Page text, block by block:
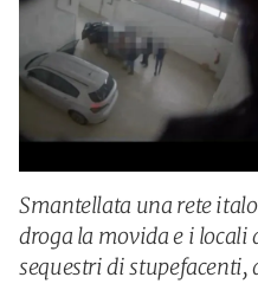
Smantellata una rete
droga la movida e i locali
sequestri di